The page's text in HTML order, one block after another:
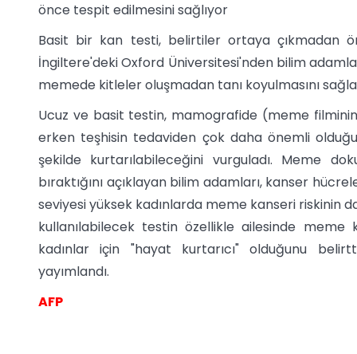
önce tespit edilmesini sağlıyor
Basit bir kan testi, belirtiler ortaya çıkmadan
İngiltere'deki Oxford Üniversitesi'nden bilim
memede kitleler oluşmadan tanı koyulmasını
Ucuz ve basit testin, mamografide (meme
erken teşhisin tedaviden çok daha önemli
şekilde kurtarılabileceğini vurguladı. Meme
bıraktığını açıklayan bilim adamları, kanser
seviyesi yüksek kadınlarda meme kanseri riskinin
kullanılabilecek testin özellikle ailesinde meme
kadınlar için "hayat kurtarıcı" olduğunu
yayımlandı.
AFP